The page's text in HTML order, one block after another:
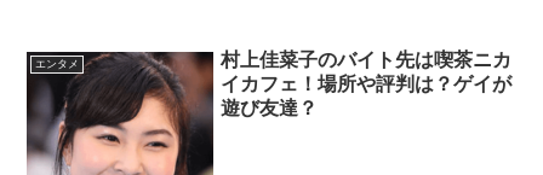
エンタメ
村上佳菜子のバイト先は喫茶ニカ
イカフェ！場所や評判は？ゲイが
遊び友達？